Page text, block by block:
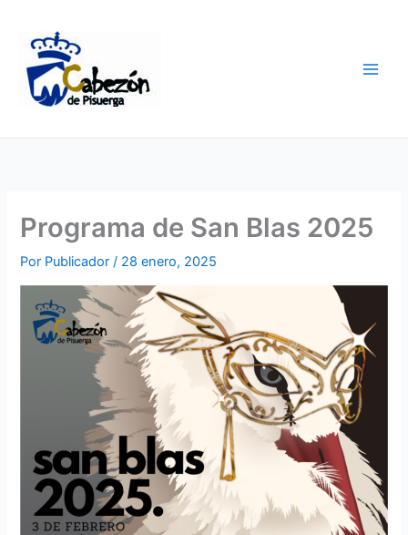
contenido
Programa de San Blas 2025
Por Publicador/ 28 enero, 2025